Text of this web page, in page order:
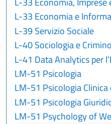
L-33 Economia e
L-39 Servizio Sociale
L-40 Sociologia e
L-41 Data Analytics per
LM-51 Psicologia
LM-51 Psicologia Clinica
LM-51 Psicologia
LM-51 Psychology of